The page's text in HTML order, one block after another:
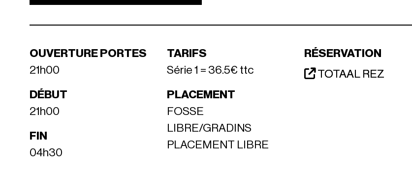
OUVERTURE PORTES
21h00
DÉBUT
21h00
FIN
04h30
TARIFS
Série 1 = 36.5€ ttc
PLACEMENT
FOSSE
LIBRE/GRADINS
PLACEMENT LIBRE
RÉSERVATION
TOTAAL REZ